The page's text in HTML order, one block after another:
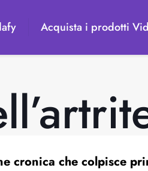
Acquista i prodotti
cronica che colpisce